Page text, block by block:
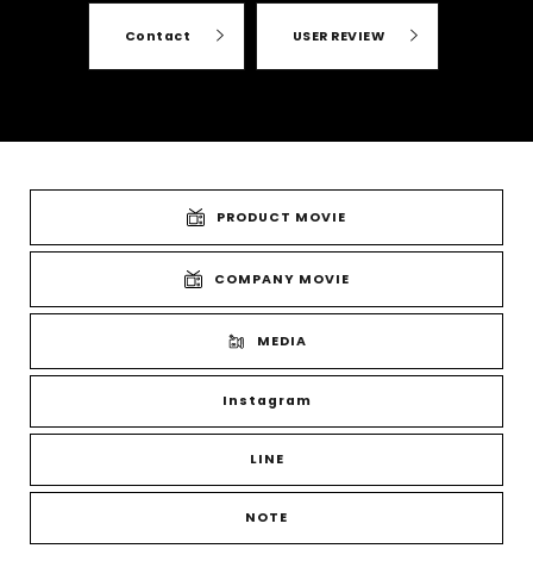
Contact USER REVIEW
PRODUCT MOVIE
COMPANY MOVIE
MEDIA
Instagram
LINE
NOTE